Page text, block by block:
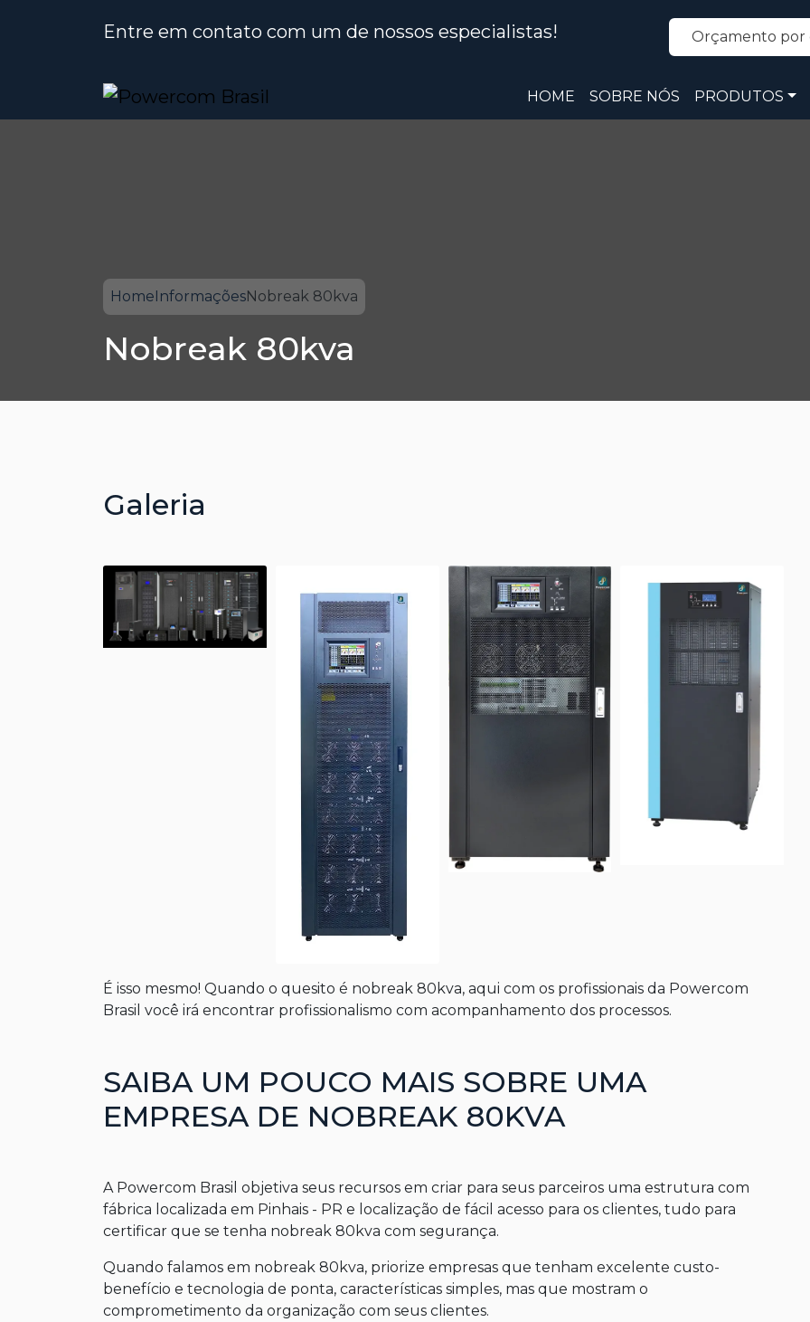
Entre em contato com um de nossos especialistas! Orçamento por
HOME SOBRE NÓS PRODUTOS
HomeInformaçõesNobreak 80kva
Nobreak 80kva
Galeria
É isso mesmo! Quando o quesito é nobreak 80kva, aqui com os profissionais da Powercom
Brasil você irá encontrar profissionalismo com acompanhamento dos processos.
SAIBA UM POUCO MAIS SOBRE UMA
EMPRESA DE NOBREAK 80KVA
A Powercom Brasil objetiva seus recursos em criar para seus parceiros uma estrutura com
fábrica localizada em Pinhais - PR e localização de fácil acesso para os clientes, tudo para
certificar que se tenha nobreak 80kva com segurança.
Quando falamos em nobreak 80kva, priorize empresas que tenham excelente custo-
benefício e tecnologia de ponta, características simples, mas que mostram o
comprometimento da organização com seus clientes.